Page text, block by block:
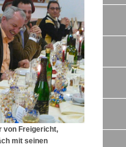
von Freigericht,
mit seinen